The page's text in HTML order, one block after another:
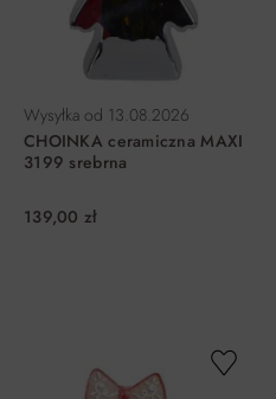
Wysyłka od 13.08.2026
CHOINKA ceramiczna MAXI
3199 srebrna
139,00 zł